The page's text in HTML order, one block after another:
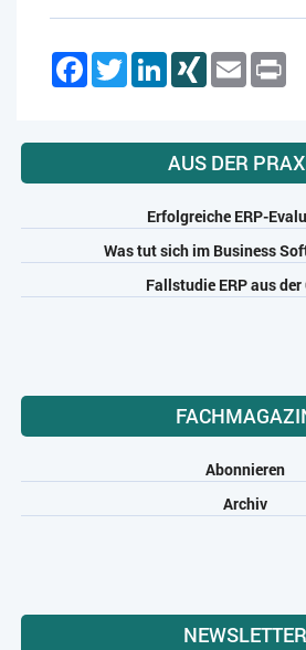
FacebookTwitterLinkedInXING Email
AUS DER
Erfolgreiche ERP-
Was tut sich im Business
Fallstudie ERP aus der
Abonnieren
Archiv
NEWSLETTER